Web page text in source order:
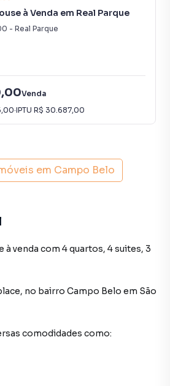
à Venda em Real Parque
- Real Parque
Venda
·IPTU R$ 30.687,00
em Campo Belo
venda com 4 quartos, 4 suites, 3
, no bairro Campo Belo em São
comodidades como: